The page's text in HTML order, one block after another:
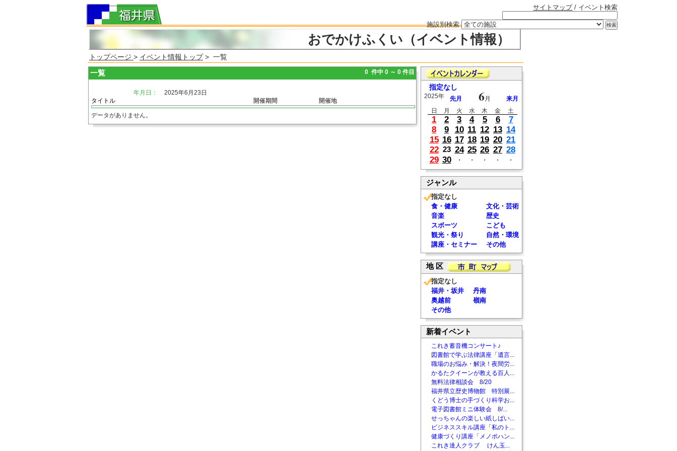
サイトマップ/ イベント検索
施設別検索
おでかけふくい（イベント情報）
トップページ > イベント情報トップ> 一覧
一覧 0 件中 0 ～ 0 件目
年月日：
2025年6月23日
タイトル
開催期間 開催地
データがありません。
指定なし
2025年 先月 6月
来月
日
月 火 水 木 金 土
1 2 3 4 5 6
7
8
9 10 11 12 13 14
15 16 17 18 19 20 21
22 23 24 25 26 27 28
29 30 ・ ・ ・ ・ ・
ジャンル
指定なし
食・健康
文化・芸術
音楽
歴史
スポーツ
こども
観光・祭り
自然・環境
講座・セミナー
その他
地 区
指定なし
福井・坂井
丹南
奥越前
嶺南
その他
新着イベント
これき蓄音機コンサート♪
図書館で学ぶ法律講座「遺言...
職場のお悩み・解決！夜間労...
かるたクイーンが教える百人...
無料法律相談会 8/20
福井県立歴史博物館 特別展...
くどう博士の手づくり科学お...
電子図書館ミニ体験会 8/...
せっちゃんの楽しい紙しばい...
ビジネススキル講座「私のト...
健康づくり講座「メノポハン...
これき達人クラブ けん玉...